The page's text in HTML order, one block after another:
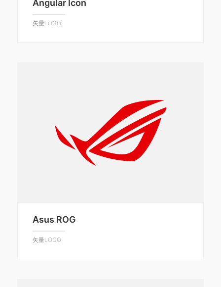
Angular Icon
矢量LOGO
Asus ROG
矢量LOGO